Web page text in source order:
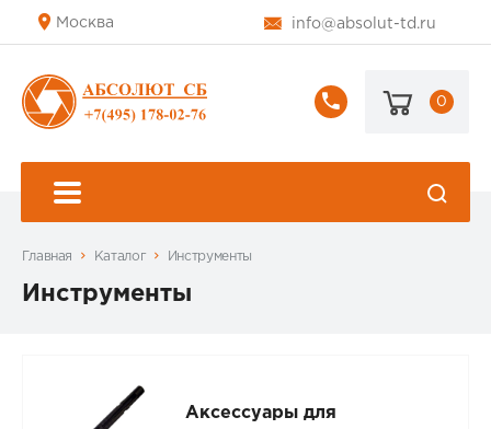
Москва info@absolut-td.ru
+7
178-
0
Главная Каталог Инструменты
Инструменты
Аксессуары для